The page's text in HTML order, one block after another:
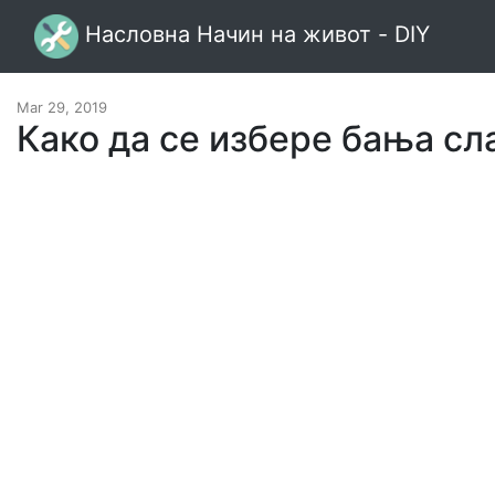
Насловна Начин на живот - DIY
Mar 29, 2019
Како да се избере бања